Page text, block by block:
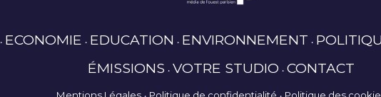
ECONOMIE EDUCATION ENVIRONNEMENT
ÉMISSIONS VOTRE STUDIO CONTACT
Mentions Légales Politique de confidentialité Politique des